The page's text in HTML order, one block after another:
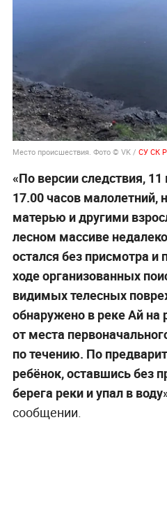
Место происшествия. Фото © VK / СУ СК
«По версии следствия,
17.00 часов малолетний,
матерью и другими
лесном массиве
остался без присмотра и
ходе организованных
видимых телесных
обнаружено в реке Ай на
от места
по течению. По
ребёнок, оставшись без
берега реки и упал в
сообщении.